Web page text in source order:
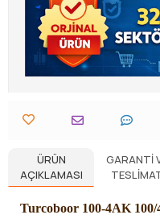
ÜRÜN
AÇIKLAMASI
GARANTI
Turcoboor 100-4AK